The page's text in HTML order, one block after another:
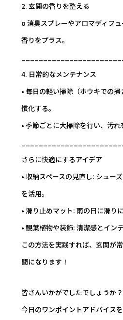
2. 玄関の香りを整える
o 消臭スプレーやアロマディフ
香りをプラス。
4. 日常的なメンテナンス
• 毎日の軽い掃除（ホウキでの
慣化する。
• 季節ごとに大掃除を行い、汚れ
さらに快適にするアイデア
• 収納スペースの見直し: シュー
を活用。
• 滑り止めマット: 雨の日に滑り
• 観葉植物や装飾: 清潔感とイン
この方法を実践すれば、玄関が
間になります！
皆さんいかがでしたでしょうか？
今日のワンポイントアドバイス